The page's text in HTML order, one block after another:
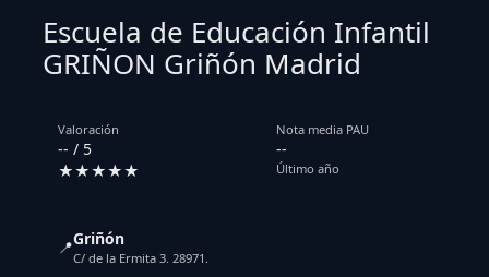
Escuela de Educación Infantil
GRIÑON Griñón Madrid
Valoración
-- / 5
★★★★★
Nota media PAU
--
Último año
📍Griñón
C/ de la Ermita 3. 28971.